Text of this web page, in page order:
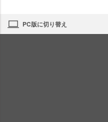
PC版に切り替え